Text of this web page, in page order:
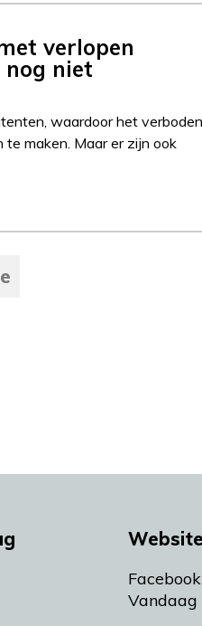
verlopen
niet
waardoor het
maken. Maar er zijn ook
Vandaag